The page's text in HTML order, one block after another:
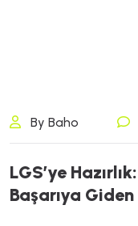
By Baho
LGS’ye Hazırlık:
Başarıya Giden